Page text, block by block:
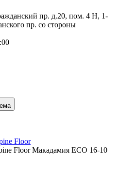
пр. д.20, пом. 4 Н, 1-
пр. со стороны
Floor
Floor Макадамия ECO 16-10